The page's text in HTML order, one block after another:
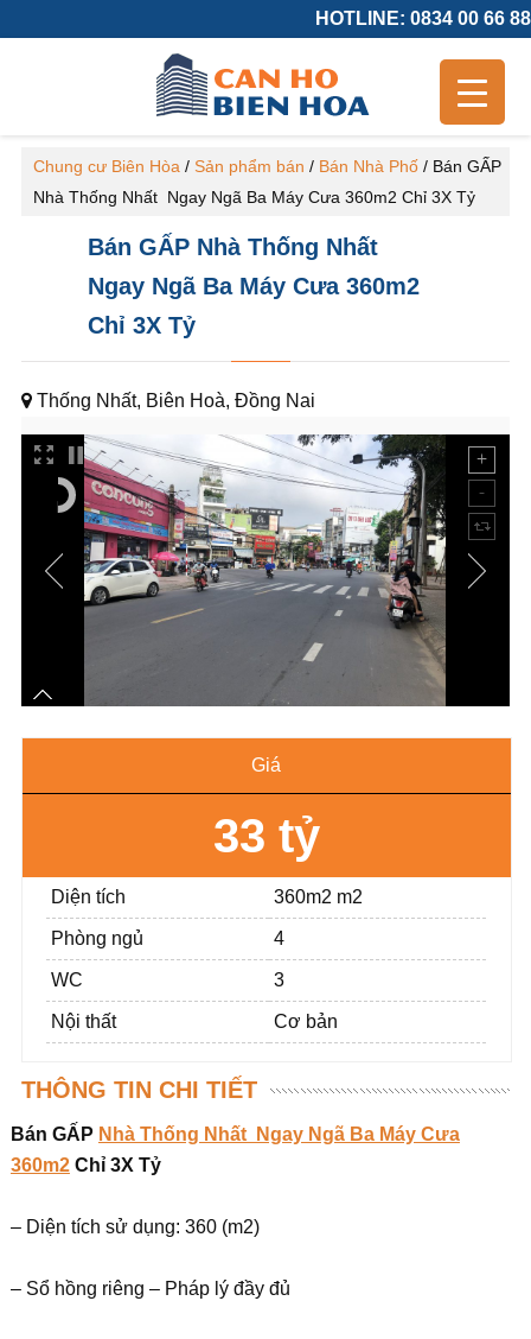
HOTLINE: 0834 00 66 88
Chung cư Biên Hòa / Sản phẩm bán / Bán Nhà Phố/ Bán GẤP
Nhà Thống Nhất Ngay Ngã Ba Máy Cưa 360m2 Chỉ 3X Tỷ
Bán GẤP Nhà Thống Nhất
Ngay Ngã Ba Máy Cưa 360m2
Chỉ 3X Tỷ
Thống Nhất, Biên Hoà, Đồng Nai
Giá
33 tỷ
Diện tích 360m2 m2
Phòng ngủ 4
WC 3
Nội thất Cơ bản
THÔNG TIN CHI TIẾT
Bán GẤP Nhà Thống Nhất Ngay Ngã Ba Máy Cưa
360m2Chỉ 3X Tỷ
– Diện tích sử dụng: 360 (m2)
– Sổ hồng riêng – Pháp lý đầy đủ